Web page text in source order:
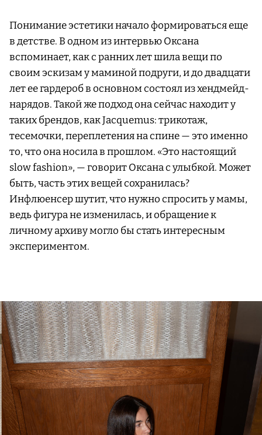
Понимание эстетики начало формироваться еще
в детстве. В одном из интервью Оксана
вспоминает, как с ранних лет шила вещи по
своим эскизам у маминой подруги, и до двадцати
лет ее гардероб в основном состоял из хендмейд-
нарядов. Такой же подход она сейчас находит у
таких брендов, как Jacquemus: трикотаж,
тесемочки, переплетения на спине — это именно
то, что она носила в прошлом. «Это настоящий
slow fashion», — говорит Оксана с улыбкой. Может
быть, часть этих вещей сохранилась?
Инфлюенсер шутит, что нужно спросить у мамы,
ведь фигура не изменилась, и обращение к
личному архиву могло бы стать интересным
экспериментом.